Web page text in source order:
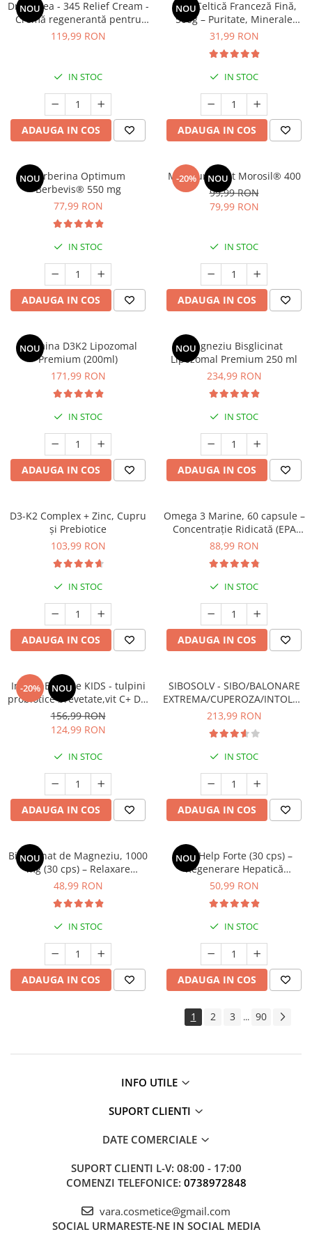
Cătină
Chlorella
Electroliti
Produse Apicole
Cacao
NOU
Dr. Althea - 345 Relief Cream -
Cremă regenerantă pentru
față - 50 ml
119,99 RON
IN STOC
ADAUGA IN COS
NOU
Sare Celtică Franceză Fină,
500g – Puritate, Minerale
Marine și Gust Autentic
31,99 RON
IN STOC
ADAUGA IN COS
NOUBerberina Optimum
Berbevis® 550 mg
77,99 RON
IN STOC
ADAUGA IN COS
-20% NOU
Minceur Boost Morosil® 400
99,99 RON
79,99 RON
IN STOC
ADAUGA IN COS
NOU
Vitamina D3K2 Lipozomal
Premium (200ml)
171,99 RON
IN STOC
ADAUGA IN COS
NOUMagneziu Bisglicinat
Lipozomal Premium 250 ml
234,99 RON
IN STOC
ADAUGA IN COS
D3-K2 Complex + Zinc, Cupru
și Prebiotice
103,99 RON
IN STOC
ADAUGA IN COS
Omega 3 Marine, 60 capsule –
Concentrație Ridicată (EPA
400 mg / DHA 300 mg) pentru
88,99 RON
IN STOC
ADAUGA IN COS
-20% NOU
ImmunBalance KIDS - tulpini
probiotice brevetate,vit C+ D3,
entru susținerea
microbiomului și a imunității
156,99 RON
124,99 RON
IN STOC
ADAUGA IN COS
SIBOSOLV - SIBO/BALONARE
EXTREMA/CUPEROZA/
ALIMENTARE
213,99 RON
IN STOC
ADAUGA IN COS
NOU
Bisglicinat de Magneziu, 1000
mg (30 cps) – Relaxare
Profundă, Somn Odihnitor și
48,99 RON
IN STOC
ADAUGA IN COS
NOU
LiverHelp Forte (30 cps) –
Regenerare Hepatică
Avansată, Detoxifiere și
50,99 RON
IN STOC
ADAUGA IN COS
1 2 3 ... 90
INFO UTILE
SUPORT CLIENTI
DATE COMERCIALE
SUPORT CLIENTI L-V: 08:00 - 17:00
COMENZI TELEFONICE: 0738972848
vara.cosmetice@gmail.com
SOCIAL URMARESTE-NE IN SOCIAL MEDIA